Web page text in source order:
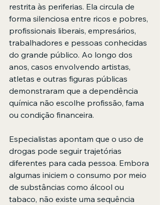
restrita às periferias. Ela circula de
forma silenciosa entre ricos e pobres,
profissionais liberais, empresários,
trabalhadores e pessoas conhecidas
do grande público. Ao longo dos
anos, casos envolvendo artistas,
atletas e outras figuras públicas
demonstraram que a dependência
química não escolhe profissão, fama
ou condição financeira.
Especialistas apontam que o uso de
drogas pode seguir trajetórias
diferentes para cada pessoa. Embora
algumas iniciem o consumo por meio
de substâncias como álcool ou
tabaco, não existe uma sequência